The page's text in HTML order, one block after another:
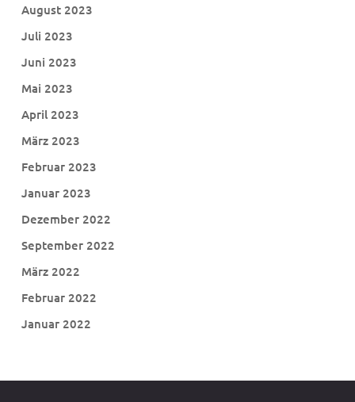
August 2023
Juli 2023
Juni 2023
Mai 2023
April 2023
März 2023
Februar 2023
Januar 2023
Dezember 2022
September 2022
März 2022
Februar 2022
Januar 2022